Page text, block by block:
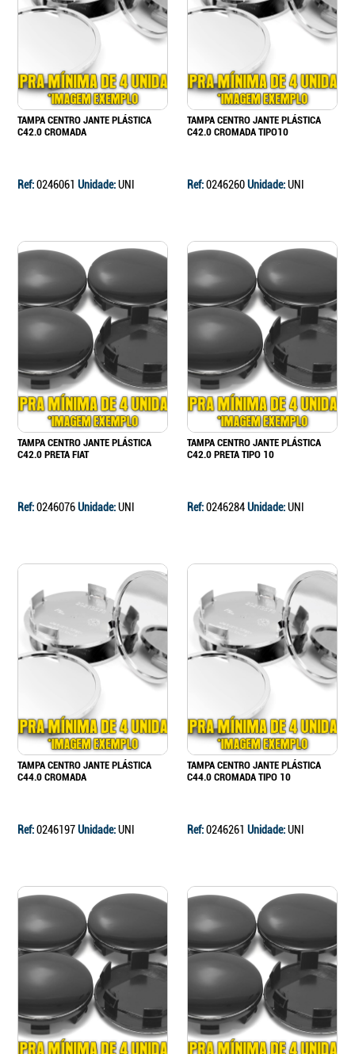
TAMPA CENTRO JANTE PLÁSTICA
C42.0 CROMADA
Ref:0246061 Unidade:UNI
TAMPA CENTRO JANTE PLÁSTICA
C42.0 CROMADA TIPO10
Ref:0246260Unidade:UNI
TAMPA CENTRO JANTE PLÁSTICA
C42.0 PRETA FIAT
Ref:0246076Unidade:UNI
TAMPA CENTRO JANTE PLÁSTICA
C42.0 PRETA TIPO 10
Ref:0246284Unidade:UNI
TAMPA CENTRO JANTE PLÁSTICA
C44.0 CROMADA
Ref:0246197Unidade:UNI
TAMPA CENTRO JANTE PLÁSTICA
C44.0 CROMADA TIPO 10
Ref:0246261 Unidade:UNI
Continuar a comprar
Ir para o carrinho